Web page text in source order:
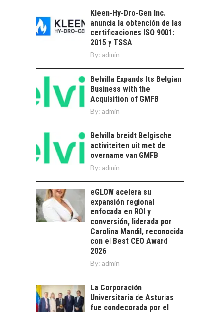
OPORTUNIDADES
PARA EL
DESARROLLO LOCAL
El Desierto de
Atacama: Motor
Desarrollo Turístico…
LA IMPORTANCIA DE
DIVERSIFICAR LAS
EXPORTACIONES
CHILENAS
La diversificación de
las exportaciones
chilenas: clave para un
crecimiento…
CHILE COMO HUB
TECNOLÓGICO DE
AMÉRICA LATINA:
AVANCES Y DESAFÍOS
tecnológico de
América Latina:
avances y desafíos…
LA
TRANSFORMACIÓN
DE LOS RECURSOS
HUMANOS EN LAS
EMPRESAS
CHILENAS
La transformación
estratégica de los
recursos humanos en
FINANCIAMIENTO
Kleen-Hy-Dro-Gen Inc.
anuncia la obtención de las
certificaciones ISO 9001:
2015 y TSSA
By: admin
Belvilla Expands Its Belgian
Business with the
Acquisition of GMFB
By: admin
Belvilla breidt Belgische
activiteiten uit met de
overname van GMFB
By: admin
eGLOW acelera su
expansión regional
enfocada en ROI y
conversión, liderada por
Carolina Mandil, reconocida
con el Best CEO Award
2026
By: admin
La Corporación
Universitaria de Asturias
fue condecorada por el